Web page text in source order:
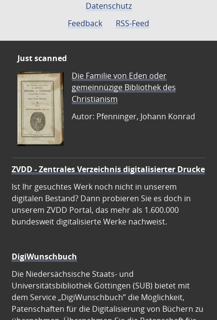
Datenschutz
Feedback
RSS-Feed
Just scanned
Die Familie von Eden oder
gemeinnüzige Bibliothek des
Christianism
Autor: Pfenninger, Johann Konrad
ZVDD - Zentrales Verzeichnis digitalisierter Drucke
Ist Ihr gesuchtes Werk noch nicht in unserem
digitalen Bestand? Dann probieren Sie es doch in
unserem ZVDD Portal, das mehr als 1.600.000
bundesweit digitalisierte Werke nachweist.
DigiWunschbuch
Die Niedersächsische Staats- und
Universitätsbibliothek Göttingen (SUB) bietet mit
dem Service „DigiWunschbuch” die Möglichkeit,
Patenschaften für die Digitalisierung von Büchern zu